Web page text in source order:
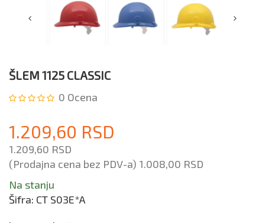
ŠLEM 1125 CLASSIC
0 Ocena
1.209,60 RSD
1.209,60 RSD
(Prodajna cena bez PDV-a) 1.008,00 RSD
Na stanju
Šifra: CT S03E*A